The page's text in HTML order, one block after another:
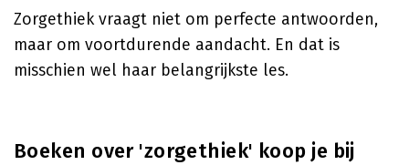
Zorgethiek vraagt niet om perfecte antwoorden,
maar om voortdurende aandacht. En dat is
misschien wel haar belangrijkste les.
Boeken over 'zorgethiek' koop je bij